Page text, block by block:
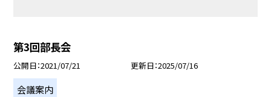
第3回部長会
公開日 2021/07/21 更新日 2025/07/16
会議案内